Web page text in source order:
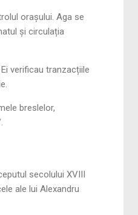
orașului. Aga se
și circulația
verificau tranzacțiile
breslelor,
secolului XVIII
ale lui Alexandru